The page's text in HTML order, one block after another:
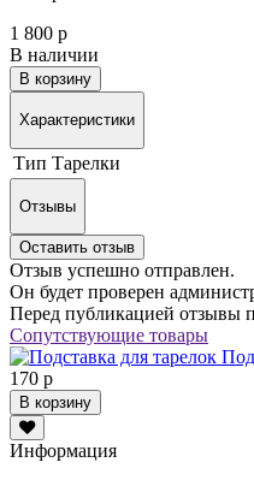
1 800 р
В наличии
В корзину
Характеристики
Тип Тарелки
Отзывы
Оставить отзыв
Отзыв успешно отправлен.
Он будет проверен
Перед публикацией отзывы
Сопутствующие товары
170 р
В корзину
Информация